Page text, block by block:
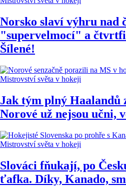
Norsko slaví výhru nad
"supervelmocí" a
Šílené!
Mistrovství světa v hokeji
Jak tým plný Haalandů
Norové už nejsou učni,
Mistrovství světa v hokeji
Slováci fňukají, po
ťafka. Díky, Kanado,